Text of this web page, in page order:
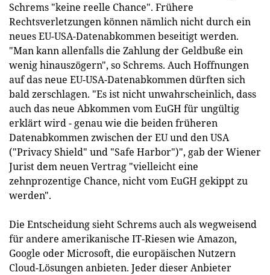
Schrems "keine reelle Chance". Frühere
Rechtsverletzungen können nämlich nicht durch ein
neues EU-USA-Datenabkommen beseitigt werden.
"Man kann allenfalls die Zahlung der Geldbuße ein
wenig hinauszögern", so Schrems. Auch Hoffnungen
auf das neue EU-USA-Datenabkommen dürften sich
bald zerschlagen. "Es ist nicht unwahrscheinlich, dass
auch das neue Abkommen vom EuGH für ungültig
erklärt wird - genau wie die beiden früheren
Datenabkommen zwischen der EU und den USA
("Privacy Shield" und "Safe Harbor")", gab der Wiener
Jurist dem neuen Vertrag "vielleicht eine
zehnprozentige Chance, nicht vom EuGH gekippt zu
werden".
Die Entscheidung sieht Schrems auch als wegweisend
für andere amerikanische IT-Riesen wie Amazon,
Google oder Microsoft, die europäischen Nutzern
Cloud-Lösungen anbieten. Jeder dieser Anbieter